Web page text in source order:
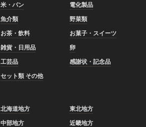
米・パン
電化製品
魚介類
野菜類
お茶・飲料
お菓子・スイーツ
雑貨・日用品
卵
工芸品
感謝状・記念品
セット類 その他
北海道地方
東北地方
中部地方
近畿地方